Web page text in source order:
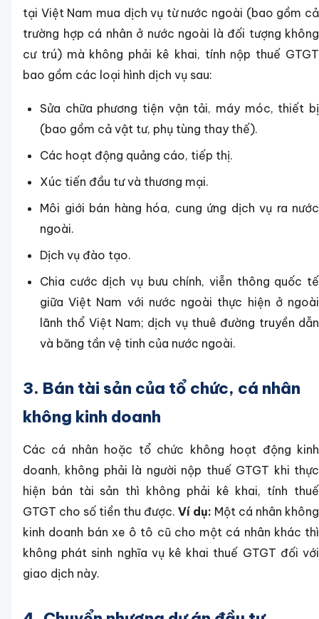
tại Việt Nam mua dịch vụ từ nước ngoài (bao gồm cả
trường hợp cá nhân ở nước ngoài là đối tượng không
cư trú) mà không phải kê khai, tính nộp thuế GTGT
bao gồm các loại hình dịch vụ sau:
Sửa chữa phương tiện vận tải, máy móc, thiết bị
(bao gồm cả vật tư, phụ tùng thay thế).
Các hoạt động quảng cáo, tiếp thị.
Xúc tiến đầu tư và thương mại.
Môi giới bán hàng hóa, cung ứng dịch vụ ra nước
ngoài.
Dịch vụ đào tạo.
Chia cước dịch vụ bưu chính, viễn thông quốc tế
giữa Việt Nam với nước ngoài thực hiện ở ngoài
lãnh thổ Việt Nam; dịch vụ thuê đường truyền dẫn
và băng tần vệ tinh của nước ngoài.
3. Bán tài sản của tổ chức, cá nhân
không kinh doanh
Các cá nhân hoặc tổ chức không hoạt động kinh
doanh, không phải là người nộp thuế GTGT khi thực
hiện bán tài sản thì không phải kê khai, tính thuế
GTGT cho số tiền thu được. Ví dụ: Một cá nhân không
kinh doanh bán xe ô tô cũ cho một cá nhân khác thì
không phát sinh nghĩa vụ kê khai thuế GTGT đối với
giao dịch này.